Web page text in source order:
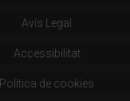
Avís Legal
Accessibilitat
Política de cookies